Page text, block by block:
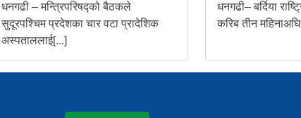
धनगढी – मन्त्रिपरिषद्को बैठकले
सुदूरपश्चिम प्रदेशका चार वटा प्रादेशिक
अस्पताललाई[...]
धनगढी– बर्दिया
करिब तीन